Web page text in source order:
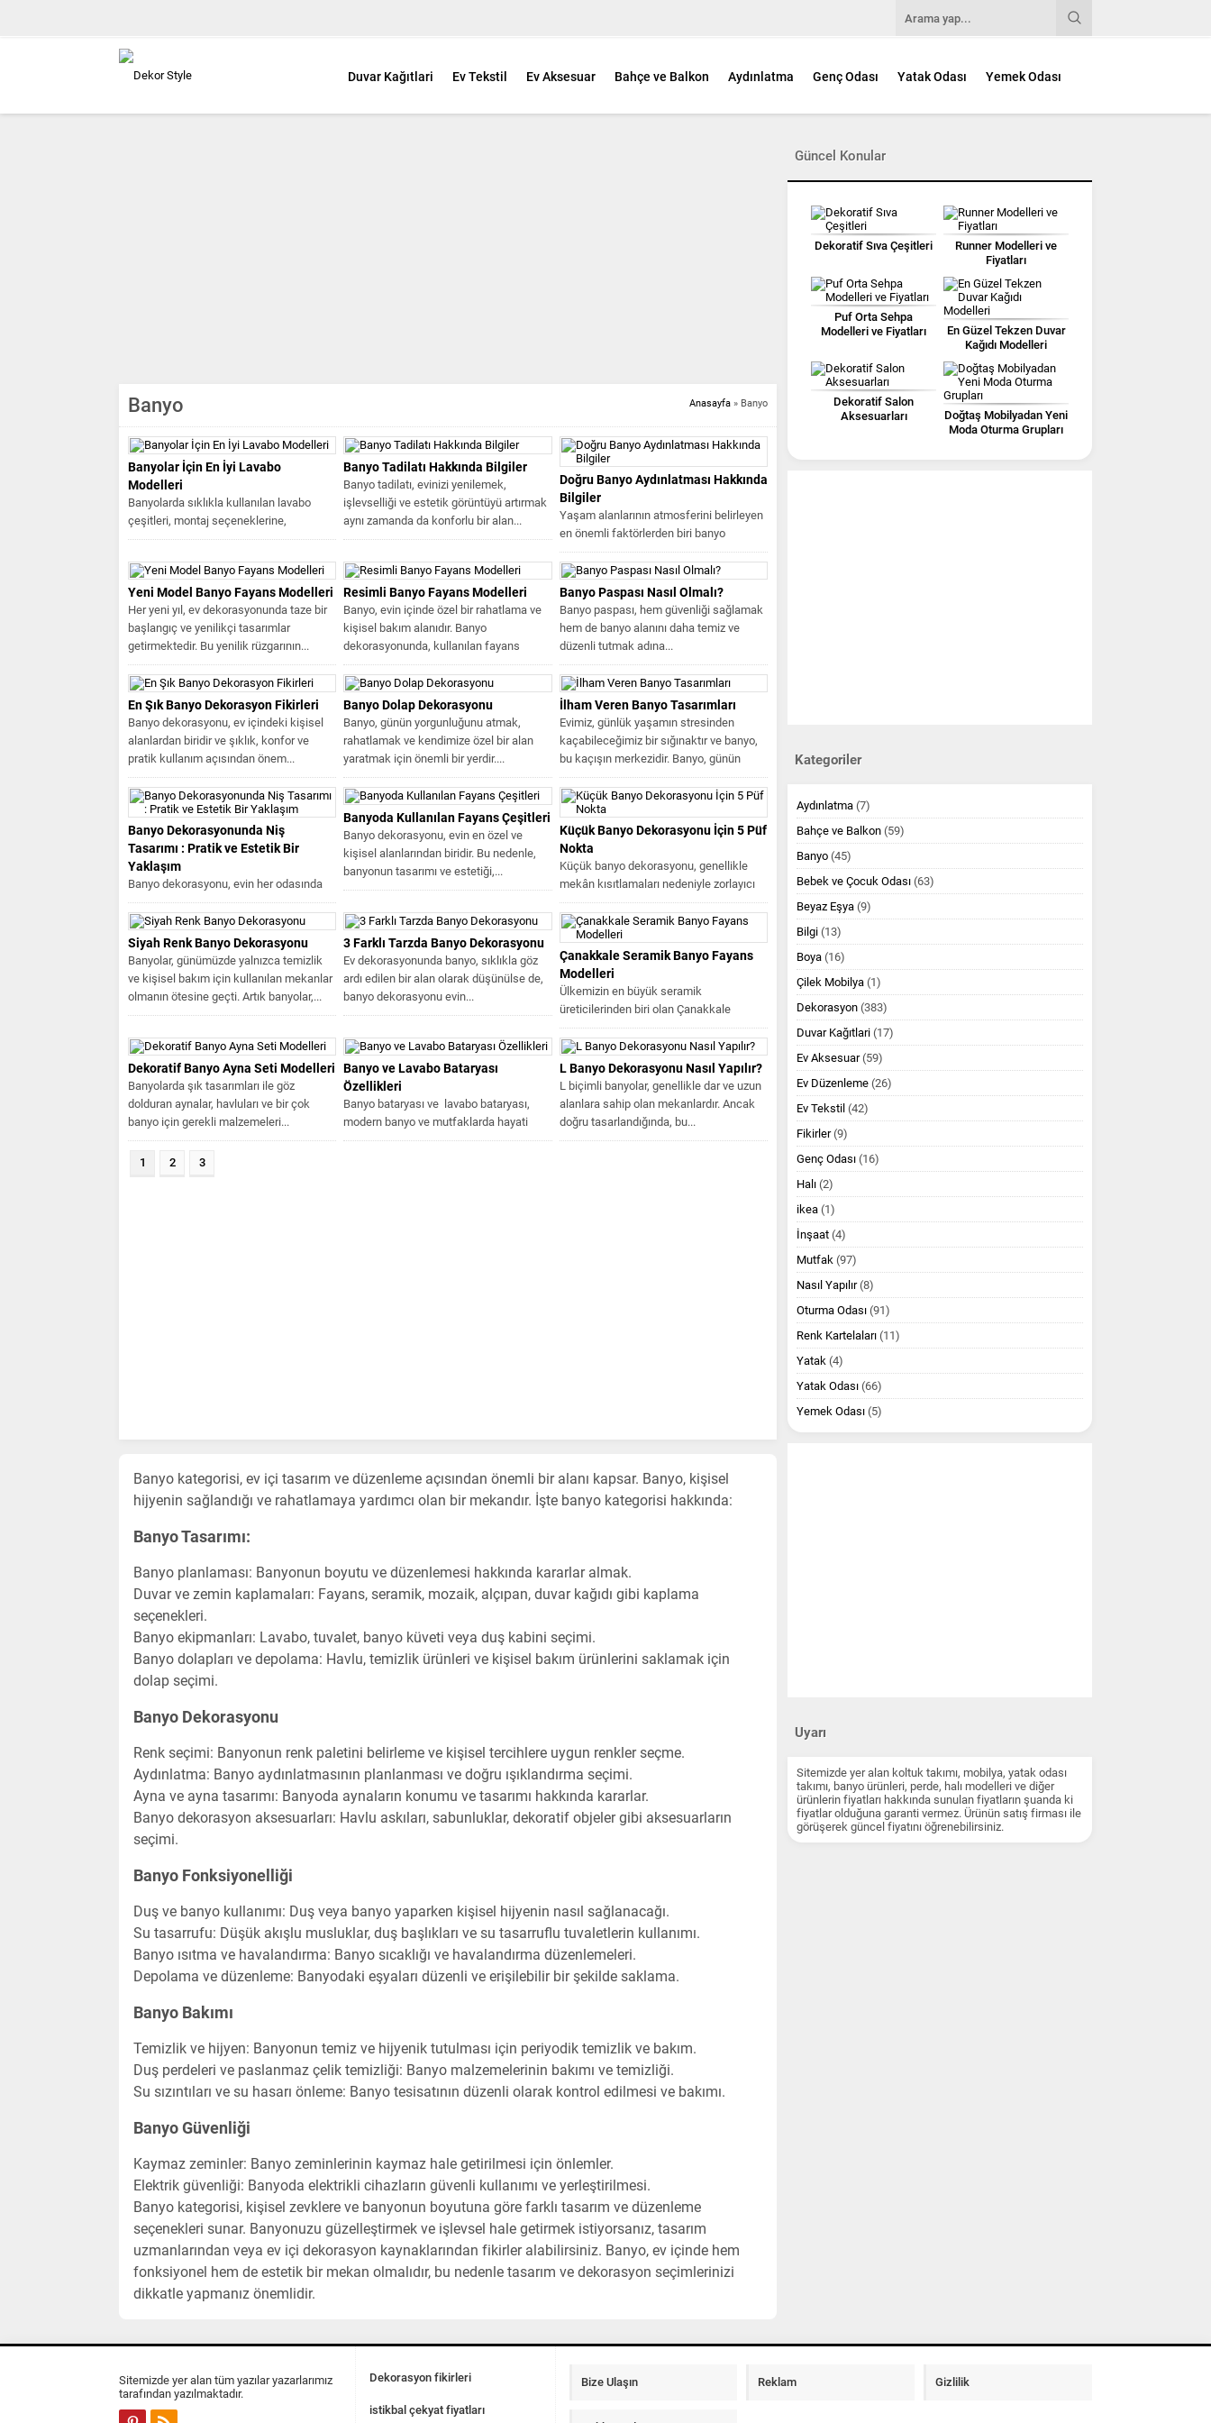
Duvar Kağıtlari Ev Tekstil Ev Aksesuar Bahçe ve Balkon Aydınlatma Genç Odası Yatak Odası Yemek Odası
Anasayfa » Banyo
Banyo
Banyolar İçin En İyi Lavabo
Modelleri
Banyolarda sıklıkla kullanılan lavabo
çeşitleri, montaj seçeneklerine,
boyutlarına ve tasarımlarına göre
Banyo Tadilatı Hakkında Bilgiler
Banyo tadilatı, evinizi yenilemek,
işlevselliği ve estetik görüntüyü artırmak
aynı zamanda da konforlu bir alan...
Doğru Banyo Aydınlatması Hakkında
Bilgiler
Yaşam alanlarının atmosferini belirleyen
en önemli faktörlerden biri banyo
aydınlatması modelleridir. Ortamın sakin
ya da...
Yeni Model Banyo Fayans Modelleri
Her yeni yıl, ev dekorasyonunda taze bir
başlangıç ve yenilikçi tasarımlar
getirmektedir. Bu yenilik rüzgarının...
Resimli Banyo Fayans Modelleri
Banyo, evin içinde özel bir rahatlama ve
kişisel bakım alanıdır. Banyo
dekorasyonunda, kullanılan fayans
modelleri...
Banyo Paspası Nasıl Olmalı?
Banyo paspası, hem güvenliği sağlamak
hem de banyo alanını daha temiz ve
düzenli tutmak adına...
En Şık Banyo Dekorasyon Fikirleri
Banyo dekorasyonu, ev içindeki kişisel
alanlardan biridir ve şıklık, konfor ve
pratik kullanım açısından önem...
Banyo Dolap Dekorasyonu
Banyo, günün yorgunluğunu atmak,
rahatlamak ve kendimize özel bir alan
yaratmak için önemli bir yerdir....
İlham Veren Banyo Tasarımları
Evimiz, günlük yaşamın stresinden
kaçabileceğimiz bir sığınaktır ve banyo,
bu kaçışın merkezidir. Banyo, günün
yorgunluğunu...
Banyo Dekorasyonunda Niş
Tasarımı : Pratik ve Estetik Bir
Yaklaşım
Banyo dekorasyonu, evin her odasında
özel bir yer tutar. Bu özel mekânın
işlevsel ve estetik...
Banyoda Kullanılan Fayans Çeşitleri
Banyo dekorasyonu, evin en özel ve
kişisel alanlarından biridir. Bu nedenle,
banyonun tasarımı ve estetiği,...
Küçük Banyo Dekorasyonu İçin 5 Püf
Nokta
Küçük banyo dekorasyonu, genellikle
mekân kısıtlamaları nedeniyle zorlayıcı
olabilir, ancak doğru tasarım ve
dekorasyon teknikleriyle...
Siyah Renk Banyo Dekorasyonu
Banyolar, günümüzde yalnızca temizlik
ve kişisel bakım için kullanılan mekanlar
olmanın ötesine geçti. Artık banyolar,...
3 Farklı Tarzda Banyo Dekorasyonu
Ev dekorasyonunda banyo, sıklıkla göz
ardı edilen bir alan olarak düşünülse de,
banyo dekorasyonu evin...
Çanakkale Seramik Banyo Fayans
Modelleri
Ülkemizin en büyük seramik
üreticilerinden biri olan Çanakkale
Seramik ,yenilikçi ve çağdaş tasarımları
ile her...
Dekoratif Banyo Ayna Seti Modelleri
Banyolarda şık tasarımları ile göz
dolduran aynalar, havluları ve bir çok
banyo için gerekli malzemeleri...
Banyo ve Lavabo Bataryası
Özellikleri
Banyo bataryası ve lavabo bataryası,
modern banyo ve mutfaklarda hayati
öneme sahip “plumbinge” bileşenleridir.
L Banyo Dekorasyonu Nasıl Yapılır?
L biçimli banyolar, genellikle dar ve uzun
alanlara sahip olan mekanlardır. Ancak
doğru tasarlandığında, bu...
1 2 3
Banyo kategorisi, ev içi tasarım ve düzenleme açısından önemli bir alanı kapsar. Banyo, kişisel
hijyenin sağlandığı ve rahatlamaya yardımcı olan bir mekandır. İşte banyo kategorisi hakkında:
Banyo Tasarımı:
Banyo planlaması: Banyonun boyutu ve düzenlemesi hakkında kararlar almak.
Duvar ve zemin kaplamaları: Fayans, seramik, mozaik, alçıpan, duvar kağıdı gibi kaplama
seçenekleri.
Banyo ekipmanları: Lavabo, tuvalet, banyo küveti veya duş kabini seçimi.
Banyo dolapları ve depolama: Havlu, temizlik ürünleri ve kişisel bakım ürünlerini saklamak için
dolap seçimi.
Banyo Dekorasyonu
Renk seçimi: Banyonun renk paletini belirleme ve kişisel tercihlere uygun renkler seçme.
Aydınlatma: Banyo aydınlatmasının planlanması ve doğru ışıklandırma seçimi.
Ayna ve ayna tasarımı: Banyoda aynaların konumu ve tasarımı hakkında kararlar.
Banyo dekorasyon aksesuarları: Havlu askıları, sabunluklar, dekoratif objeler gibi aksesuarların
seçimi.
Banyo Fonksiyonelliği
Duş ve banyo kullanımı: Duş veya banyo yaparken kişisel hijyenin nasıl sağlanacağı.
Su tasarrufu: Düşük akışlu musluklar, duş başlıkları ve su tasarruflu tuvaletlerin kullanımı.
Banyo ısıtma ve havalandırma: Banyo sıcaklığı ve havalandırma düzenlemeleri.
Depolama ve düzenleme: Banyodaki eşyaları düzenli ve erişilebilir bir şekilde saklama.
Banyo Bakımı
Temizlik ve hijyen: Banyonun temiz ve hijyenik tutulması için periyodik temizlik ve bakım.
Duş perdeleri ve paslanmaz çelik temizliği: Banyo malzemelerinin bakımı ve temizliği.
Su sızıntıları ve su hasarı önleme: Banyo tesisatının düzenli olarak kontrol edilmesi ve bakımı.
Banyo Güvenliği
Kaymaz zeminler: Banyo zeminlerinin kaymaz hale getirilmesi için önlemler.
Elektrik güvenliği: Banyoda elektrikli cihazların güvenli kullanımı ve yerleştirilmesi.
Banyo kategorisi, kişisel zevklere ve banyonun boyutuna göre farklı tasarım ve düzenleme
seçenekleri sunar. Banyonuzu güzelleştirmek ve işlevsel hale getirmek istiyorsanız, tasarım
uzmanlarından veya ev içi dekorasyon kaynaklarından fikirler alabilirsiniz. Banyo, ev içinde hem
fonksiyonel hem de estetik bir mekan olmalıdır, bu nedenle tasarım ve dekorasyon seçimlerinizi
dikkatle yapmanız önemlidir.
Güncel Konular
Dekoratif Sıva Çeşitleri
Runner Modelleri ve
Fiyatları
Puf Orta Sehpa
Modelleri ve Fiyatları
En Güzel Tekzen Duvar
Kağıdı Modelleri
Dekoratif Salon
Aksesuarları
Doğtaş Mobilyadan Yeni
Moda Oturma Grupları
Kategoriler
Aydınlatma (7)
Bahçe ve Balkon (59)
Banyo (45)
Bebek ve Çocuk Odası (63)
Beyaz Eşya (9)
Bilgi (13)
Boya (16)
Çilek Mobilya (1)
Dekorasyon (383)
Duvar Kağıtlari (17)
Ev Aksesuar(59)
Ev Düzenleme (26)
Ev Tekstil (42)
Fikirler(9)
Genç Odası (16)
Halı (2)
ikea (1)
İnşaat (4)
Mutfak (97)
Nasıl Yapılır(8)
Oturma Odası (91)
Renk Kartelaları (11)
Yatak (4)
Yatak Odası (66)
Yemek Odası (5)
Uyarı
Sitemizde yer alan koltuk takımı, mobilya, yatak odası
takımı, banyo ürünleri, perde, halı modelleri ve diğer
ürünlerin fiyatları hakkında sunulan fiyatların şuanda ki
fiyatlar olduğuna garanti vermez. Ürünün satış firması ile
görüşerek güncel fiyatını öğrenebilirsiniz.
Sitemizde yer alan tüm yazılar yazarlarımız
tarafından yazılmaktadır.
Dekorasyon fikirleri
istikbal çekyat fiyatları
Bize Ulaşın Reklam Gizlilik